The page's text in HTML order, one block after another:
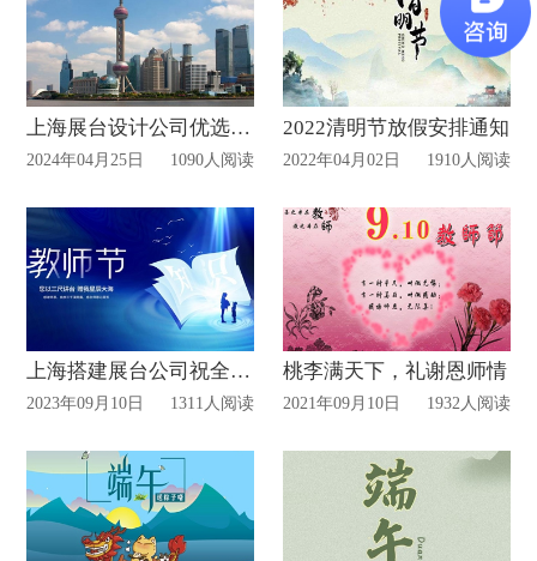
上海展台设计公司优选信可威展览
2024年04月25日 1090人阅读
2022清明节放假安排通知
2022年04月02日 1910人阅读
上海搭建展台公司祝全国老师教师节快乐！
2023年09月10日 1311人阅读
桃李满天下，礼谢恩师情
2021年09月10日 1932人阅读